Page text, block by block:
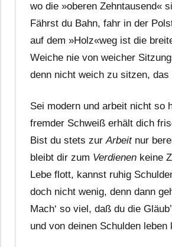
wo die »oberen Zehntausend«
Fährst du Bahn, fahr in der
auf dem »Holz«weg ist die
Weiche nie von weicher
denn nicht weich zu sitzen, das
Sei modern und arbeit nicht so
fremder Schweiß erhält dich
Bist du stets zurArbeitnur
bleibt dir zum Verdienen keine
Lebe flott, kannst ruhig
doch nicht wenig, denn dann
Mach‘ so viel, daß du die
und von deinen Schulden leben